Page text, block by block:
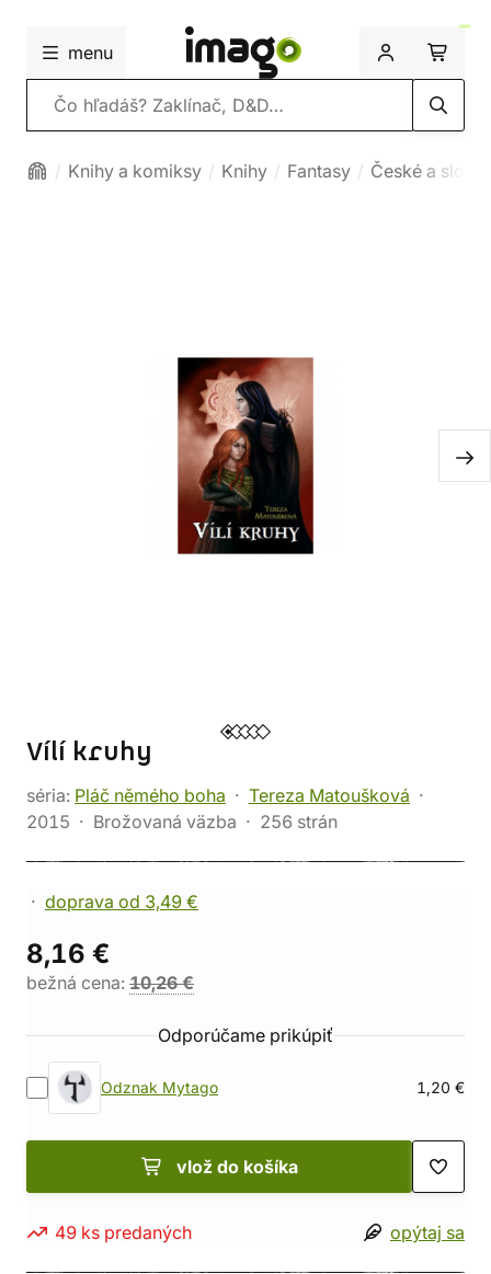
menu
Vyhľadávanie
Knihy a komiksy Knihy Fantasy České a
Vílí kruhy
séria: Pláč němého boha
Tereza Matoušková
2015
Brožovaná väzba 256 strán
doprava od 3,49 €
8,16 €
bežná cena: 10,26 €
Odporúčame prikúpiť
Odznak Mytago 1,20 €
vlož do košíka
49 ks predaných opýtaj sa